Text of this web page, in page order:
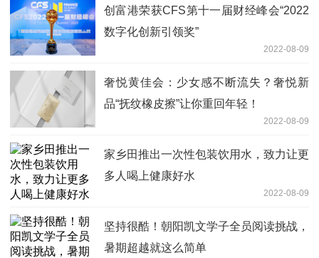
创富港荣获CFS第十一届财经峰会“2022
数字化创新引领奖”
2022-08-09
奢悦黄佳会：少女感不断流失？奢悦新
品“抚纹橡皮擦”让你重回年轻！
2022-08-09
家乡田推出一次性包装饮用水，致力让更
多人喝上健康好水
2022-08-09
坚持很酷！朝阳凯文学子全员阅读挑战，
暑期超越就这么简单